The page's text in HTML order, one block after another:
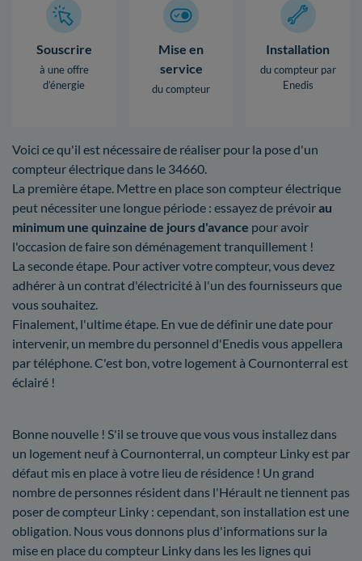
Souscrire
à une offre
d’énergie
Mise en
service
du compteur
Installation
du compteur par
Enedis
Voici ce qu'il est nécessaire de réaliser pour la pose d'un
compteur électrique dans le 34660.
La première étape. Mettre en place son compteur électrique
peut nécessiter une longue période : essayez de prévoirau
minimum une quinzaine de jours d'avance pour avoir
l'occasion de faire son déménagement tranquillement !
La seconde étape. Pour activer votre compteur, vous devez
adhérer à un contrat d'électricité à l'un des fournisseurs que
vous souhaitez.
Finalement, l'ultime étape. En vue de définir une date pour
intervenir, un membre du personnel d'Enedis vous appellera
par téléphone. C'est bon, votre logement à Cournonterral est
éclairé !
Bonne nouvelle ! S'il se trouve que vous vous installez dans
un logement neuf à Cournonterral, un compteur Linky est par
défaut mis en place à votre lieu de résidence ! Un grand
nombre de personnes résident dans l'Hérault ne tiennent pas
poser de compteur Linky : cependant, son installation est une
obligation. Nous vous donnons plus d'informations sur la
mise en place du compteur Linky dans les les lignes qui